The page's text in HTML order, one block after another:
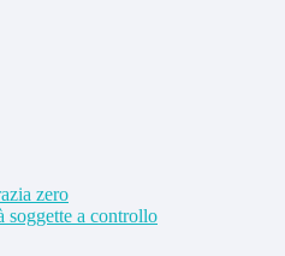
zero
soggette a controllo